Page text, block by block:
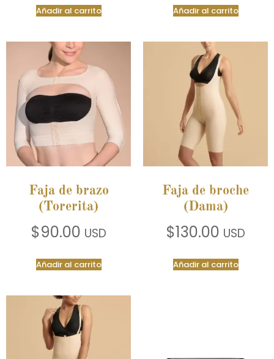
Añadir al carrito Añadir al carrito
Faja de brazo
(Torerita)
$90.00 USD
Añadir al carrito
Faja de broche
(Dama)
$130.00 USD
Añadir al carrito